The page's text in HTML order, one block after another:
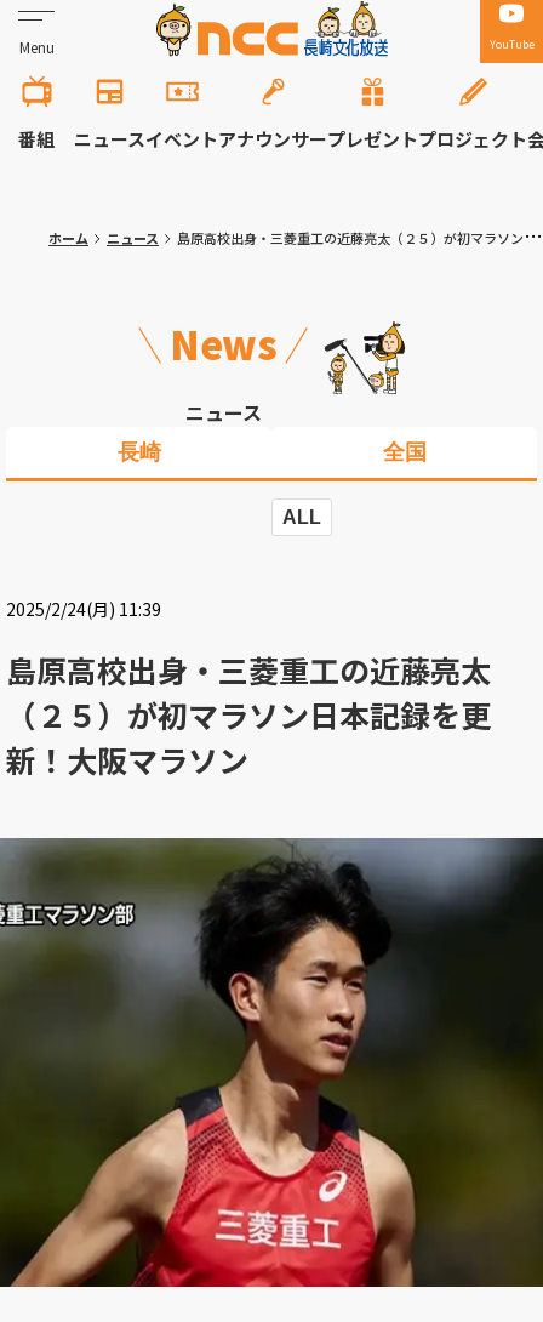
Menu YouTube
番組 ニュースイベントアナウンサープレゼントプロジェクト
ホーム ニュース 島原高校出身・三菱重工の近藤亮太（２５）が初マラソン日本記録を更新！大阪マラソン
News
ニュース
長崎 全国
ALL
2025/2/24(月) 11:39
島原高校出身・三菱重工の近藤亮太
（２５）が初マラソン日本記録を更
新！大阪マラソン